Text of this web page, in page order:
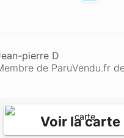
pierre D
de ParuVendu.fr
Voir la carte